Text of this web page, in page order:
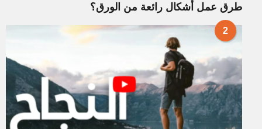
طرق عمل أشكال رائعة من الورق؟
2